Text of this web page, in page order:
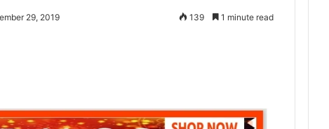
29, 2019 139 1 minute read